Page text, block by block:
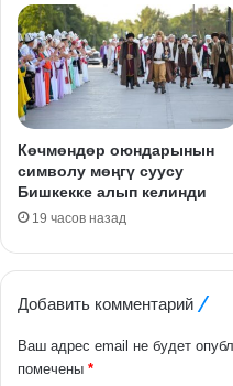
Көчмөндөр оюндарынын
символу мөңгү суусу
Бишкекке алып келинди
19 часов назад
Добавить комментарий
Ваш адрес email не будет
помечены *